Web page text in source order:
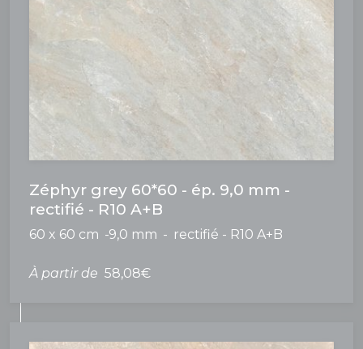
Zéphyr grey 60*60 - ép. 9,0 mm -
rectifié - R10 A+B
60 x 60 cm 9,0 mm rectifié - R10 A+B
À partir de 58,08€